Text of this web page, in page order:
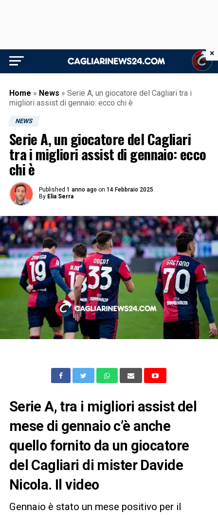
Home » News » Serie A, un giocatore del Cagliari tra i
migliori assist di gennaio: ecco chi è
NEWS
Serie A, un giocatore del Cagliari
tra i migliori assist di gennaio: ecco
chi è
Published 1 anno ago on 14 Febbraio 2025
By Elia Serra
Serie A, tra i migliori assist del
mese di gennaio c’è anche
quello fornito da un giocatore
del Cagliari di mister Davide
Nicola. Il video
Gennaio è stato un mese positivo per il
×